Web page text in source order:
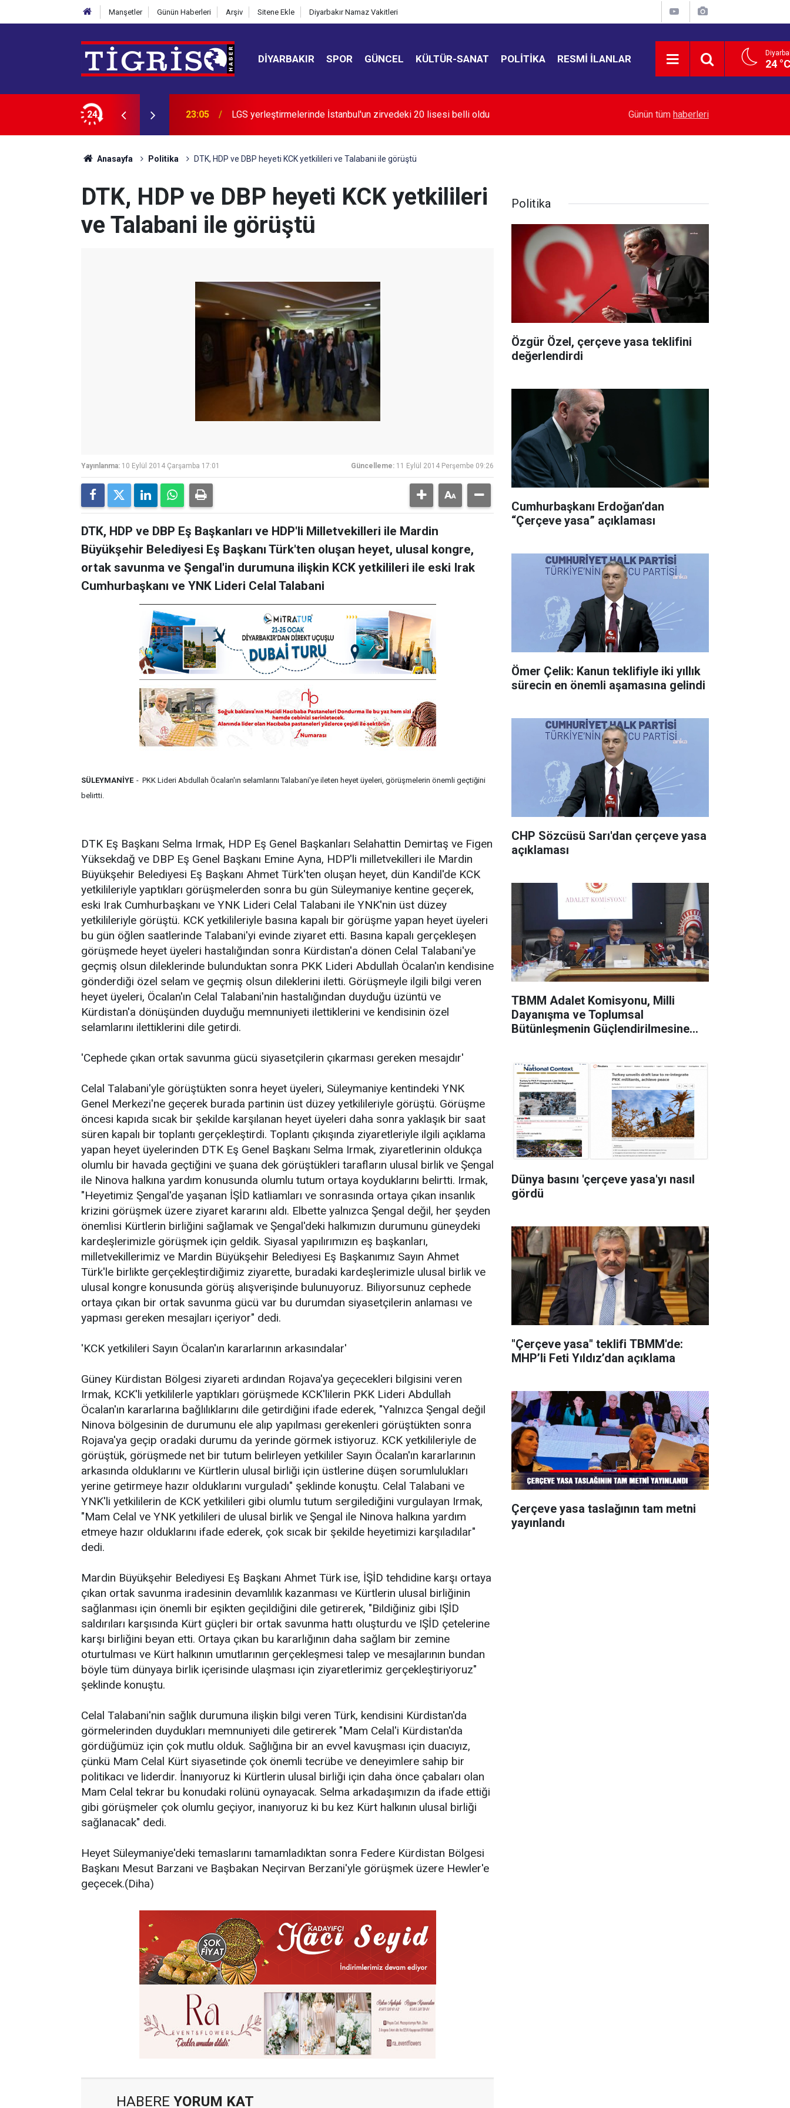
Manşetler Günün Haberleri Arşiv Sitene Ekle Diyarbakır Namaz Vakitleri
DIYARBAKIR SPOR GÜNCEL KÜLTÜR-SANAT POLITIKA RESMI İLANLAR 24
24
zirvedeki 20 lisesi belli oldu 22:28 İran: Boğaz'ın açılması ABD'nin tutumuna bağlı Bahçelievler'de 4 katlı bina çöktü
Günün tüm haberleri
Anasayfa Politika DTK, HDP ve DBP heyeti KCK yetkilileri ve Talabani ile görüştü
DTK, HDP ve DBP heyeti KCK yetkilileri
ve Talabani ile görüştü
Yayınlanma: 10 Eylül 2014 Çarşamba 17:01 Güncelleme: 11 Eylül 2014 Perşembe 09:26
DTK, HDP ve DBP Eş Başkanları ve HDP'li Milletvekilleri ile Mardin
Büyükşehir Belediyesi Eş Başkanı Türk'ten oluşan heyet, ulusal kongre,
ortak savunma ve Şengal'in durumuna ilişkin KCK yetkilileri ile eski Irak
Cumhurbaşkanı ve YNK Lideri Celal Talabani
SÜLEYMANİYE - PKK Lideri Abdullah Öcalan'ın selamlarını Talabani'ye ileten heyet üyeleri, görüşmelerin önemli geçtiğini
belirtti.
DTK Eş Başkanı Selma Irmak, HDP Eş Genel Başkanları Selahattin Demirtaş ve Figen
Yüksekdağ ve DBP Eş Genel Başkanı Emine Ayna, HDP'li milletvekilleri ile Mardin
Büyükşehir Belediyesi Eş Başkanı Ahmet Türk'ten oluşan heyet, dün Kandil'de KCK
yetkilileriyle yaptıkları görüşmelerden sonra bu gün Süleymaniye kentine geçerek,
eski Irak Cumhurbaşkanı ve YNK Lideri Celal Talabani ile YNK'nin üst düzey
yetkilileriyle görüştü. KCK yetkilileriyle basına kapalı bir görüşme yapan heyet üyeleri
bu gün öğlen saatlerinde Talabani'yi evinde ziyaret etti. Basına kapalı gerçekleşen
görüşmede heyet üyeleri hastalığından sonra Kürdistan'a dönen Celal Talabani'ye
geçmiş olsun dileklerinde bulunduktan sonra PKK Lideri Abdullah Öcalan'ın kendisine
gönderdiği özel selam ve geçmiş olsun dileklerini iletti. Görüşmeyle ilgili bilgi veren
heyet üyeleri, Öcalan'ın Celal Talabani'nin hastalığından duyduğu üzüntü ve
Kürdistan'a dönüşünden duyduğu memnuniyeti ilettiklerini ve kendisinin özel
selamlarını ilettiklerini dile getirdi.
'Cephede çıkan ortak savunma gücü siyasetçilerin çıkarması gereken mesajdır'
Celal Talabani'yle görüştükten sonra heyet üyeleri, Süleymaniye kentindeki YNK
Genel Merkezi'ne geçerek burada partinin üst düzey yetkilileriyle görüştü. Görüşme
öncesi kapıda sıcak bir şekilde karşılanan heyet üyeleri daha sonra yaklaşık bir saat
süren kapalı bir toplantı gerçekleştirdi. Toplantı çıkışında ziyaretleriyle ilgili açıklama
yapan heyet üyelerinden DTK Eş Genel Başkanı Selma Irmak, ziyaretlerinin oldukça
olumlu bir havada geçtiğini ve şuana dek görüştükleri tarafların ulusal birlik ve Şengal
ile Ninova halkına yardım konusunda olumlu tutum ortaya koyduklarını belirtti. Irmak,
"Heyetimiz Şengal'de yaşanan İŞİD katliamları ve sonrasında ortaya çıkan insanlık
krizini görüşmek üzere ziyaret kararını aldı. Elbette yalnızca Şengal değil, her şeyden
önemlisi Kürtlerin birliğini sağlamak ve Şengal'deki halkımızın durumunu güneydeki
kardeşlerimizle görüşmek için geldik. Siyasal yapılırımızın eş başkanları,
milletvekillerimiz ve Mardin Büyükşehir Belediyesi Eş Başkanımız Sayın Ahmet
Türk'le birlikte gerçekleştirdiğimiz ziyarette, buradaki kardeşlerimizle ulusal birlik ve
ulusal kongre konusunda görüş alışverişinde bulunuyoruz. Biliyorsunuz cephede
ortaya çıkan bir ortak savunma gücü var bu durumdan siyasetçilerin anlaması ve
yapması gereken mesajları içeriyor" dedi.
'KCK yetkilileri Sayın Öcalan'ın kararlarının arkasındalar'
Güney Kürdistan Bölgesi ziyareti ardından Rojava'ya geçecekleri bilgisini veren
Irmak, KCK'li yetkililerle yaptıkları görüşmede KCK'lilerin PKK Lideri Abdullah
Öcalan'ın kararlarına bağlılıklarını dile getirdiğini ifade ederek, "Yalnızca Şengal değil
Ninova bölgesinin de durumunu ele alıp yapılması gerekenleri görüştükten sonra
Rojava'ya geçip oradaki durumu da yerinde görmek istiyoruz. KCK yetkilileriyle de
görüştük, görüşmede net bir tutum belirleyen yetkililer Sayın Öcalan'ın kararlarının
arkasında olduklarını ve Kürtlerin ulusal birliği için üstlerine düşen sorumlulukları
yerine getirmeye hazır olduklarını vurguladı" şeklinde konuştu. Celal Talabani ve
YNK'li yetkililerin de KCK yetkilileri gibi olumlu tutum sergilediğini vurgulayan Irmak,
"Mam Celal ve YNK yetkilileri de ulusal birlik ve Şengal ile Ninova halkına yardım
etmeye hazır olduklarını ifade ederek, çok sıcak bir şekilde heyetimizi karşıladılar"
dedi.
Mardin Büyükşehir Belediyesi Eş Başkanı Ahmet Türk ise, İŞİD tehdidine karşı ortaya
çıkan ortak savunma iradesinin devamlılık kazanması ve Kürtlerin ulusal birliğinin
sağlanması için önemli bir eşikten geçildiğini dile getirerek, "Bildiğiniz gibi IŞİD
saldırıları karşısında Kürt güçleri bir ortak savunma hattı oluşturdu ve IŞİD çetelerine
karşı birliğini beyan etti. Ortaya çıkan bu kararlığının daha sağlam bir zemine
oturtulması ve Kürt halkının umutlarının gerçekleşmesi talep ve mesajlarının bundan
böyle tüm dünyaya birlik içerisinde ulaşması için ziyaretlerimiz gerçekleştiriyoruz"
şeklinde konuştu.
Celal Talabani'nin sağlık durumuna ilişkin bilgi veren Türk, kendisini Kürdistan'da
görmelerinden duydukları memnuniyeti dile getirerek "Mam Celal'i Kürdistan'da
gördüğümüz için çok mutlu olduk. Sağlığına bir an evvel kavuşması için duacıyız,
çünkü Mam Celal Kürt siyasetinde çok önemli tecrübe ve deneyimlere sahip bir
politikacı ve liderdir. İnanıyoruz ki Kürtlerin ulusal birliği için daha önce çabaları olan
Mam Celal tekrar bu konudaki rolünü oynayacak. Selma arkadaşımızın da ifade ettiği
gibi görüşmeler çok olumlu geçiyor, inanıyoruz ki bu kez Kürt halkının ulusal birliği
sağlanacak" dedi.
Heyet Süleymaniye'deki temaslarını tamamladıktan sonra Federe Kürdistan Bölgesi
Başkanı Mesut Barzani ve Başbakan Neçirvan Berzani'yle görüşmek üzere Hewler'e
geçecek.(Diha)
HABERE YORUM KAT
Politika
Özgür Özel, çerçeve yasa teklifini
değerlendirdi
Cumhurbaşkanı Erdoğan’dan
“Çerçeve yasa” açıklaması
Ömer Çelik: Kanun teklifiyle iki yıllık
sürecin en önemli aşamasına gelindi
CHP Sözcüsü Sarı'dan çerçeve yasa
açıklaması
TBMM Adalet Komisyonu, Milli
Dayanışma ve Toplumsal
Bütünleşmenin Güçlendirilmesine
Dünya basını 'çerçeve yasa'yı nasıl
gördü
"Çerçeve yasa" teklifi TBMM'de:
MHP’li Feti Yıldız’dan açıklama
Çerçeve yasa taslağının tam metni
yayınlandı